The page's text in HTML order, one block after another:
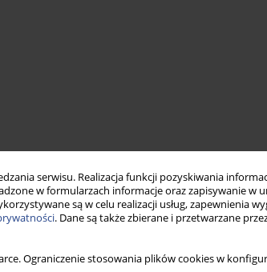
serwisu. Realizacja funkcji pozyskiwania
w formularzach informacje oraz zapisywanie w
są w celu realizacji usług, zapewnienia
. Dane są także zbierane i przetwarzane
Ograniczenie stosowania plików cookies w